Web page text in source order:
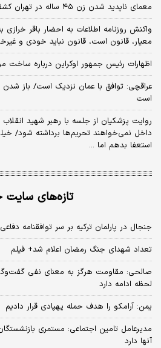
معمای ناپدید شدن زن ۴۵ ساله در تهران کشف شد+ جزئیات
واکنش روزنامه اطلاعات به احضار باقر خرازی
معیار، قانون است، قانون نباید خودی و
اظهارات رئیس جمهور اوکراین درباره ساخت
عراقچی: توافق با عمان نزدیک است/ باز شدن
است
روایت پزشکیان از جلسه با رهبر شهید انقلاب
داخل نمی‌خواهند تحریم‌ها برداشته شود/
استعفا بدهم اما ...
تازه‌های سایت
جنجال در پارلمان ترکیه بر سر توافقنامه
تعداد شهدای جنگ رمضان اعلام شد+ فیلم
صالحی: مقاومت هرگز به معنای نفی
لحظه ادامه دارد
یمن: آرامکو را هدف حمله پهپادی قرار دادیم
مدیرعامل تامین اجتماعی: مستمری
آنها دارد